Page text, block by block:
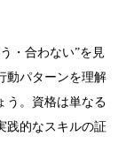
・合わない”を見
動パターンを理解
う。資格は単なる
践的なスキルの証